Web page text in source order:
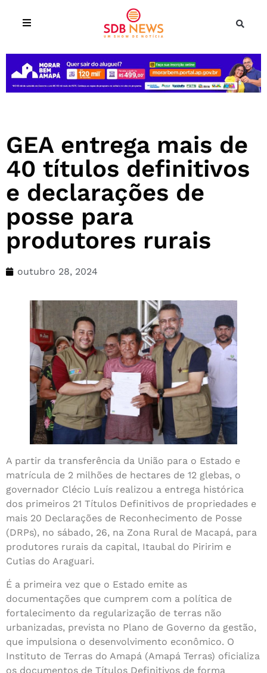
GEA entrega mais de
40 títulos definitivos
e declarações de
posse para
produtores rurais
outubro 28, 2024
A partir da transferência da União para o Estado e
matrícula de 2 milhões de hectares de 12 glebas, o
governador Clécio Luís realizou a entrega histórica
dos primeiros 21 Títulos Definitivos de propriedades e
mais 20 Declarações de Reconhecimento de Posse
(DRPs), no sábado, 26, na Zona Rural de Macapá, para
produtores rurais da capital, Itaubal do Piririm e
Cutias do Araguari.
É a primeira vez que o Estado emite as
documentações que cumprem com a política de
fortalecimento da regularização de terras não
urbanizadas, prevista no Plano de Governo da gestão,
que impulsiona o desenvolvimento econômico. O
Instituto de Terras do Amapá (Amapá Terras) oficializa
os documentos de Títulos Definitivos de forma